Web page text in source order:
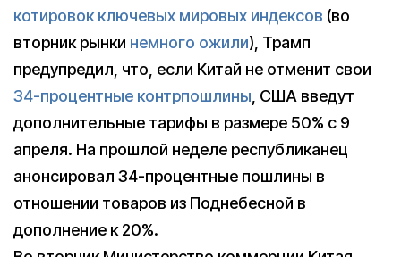
котировок ключевых мировых индексов (во
вторник рынки немного ожили), Трамп
предупредил, что, если Китай не отменит свои
34-процентные контрпошлины, США введут
дополнительные тарифы в размере 50% с 9
апреля. На прошлой неделе республиканец
анонсировал 34-процентные пошлины в
отношении товаров из Поднебесной в
дополнение к 20%.